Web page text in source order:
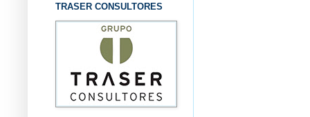
TRASER CONSULTORES